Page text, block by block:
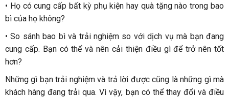
• Họ có cung cấp bất kỳ phụ kiện hay quà tặng nào trong bao
bì của họ không?
• So sánh bao bì và trải nghiệm so với dịch vụ mà bạn đang
cung cấp. Bạn có thể và nên cải thiện điều gì để trở nên tốt
hơn?
Những gì bạn trải nghiệm và trả lời được cũng là những gì mà
khách hàng đang trải qua. Vì vậy, bạn có thể thay đổi và điều